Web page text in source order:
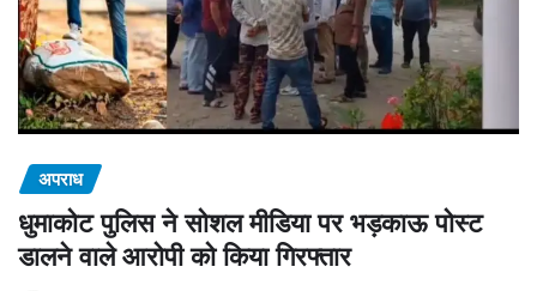
अपराध
धुमाकोट पुलिस ने सोशल मीडिया पर भड़काऊ पोस्ट
डालने वाले आरोपी को किया गिरफ्तार